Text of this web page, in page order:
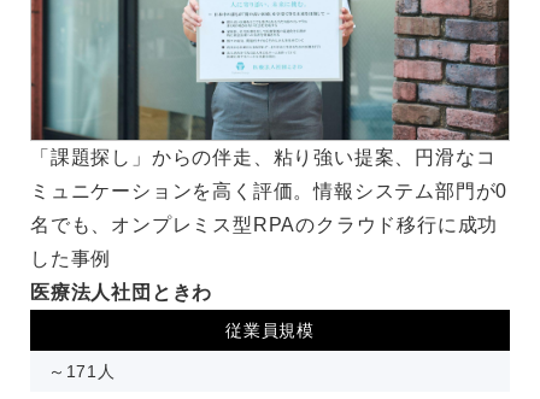
「課題探し」からの伴走、粘り強い提案、円滑なコ
ミュニケーションを高く評価。情報システム部門が0
名でも、オンプレミス型RPAのクラウド移行に成功
した事例
医療法人社団ときわ
従業員規模
～171人